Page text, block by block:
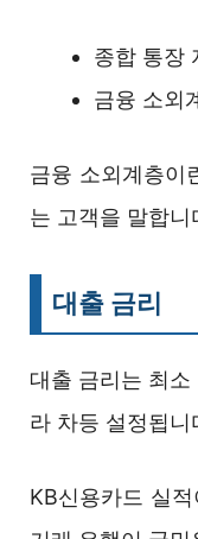
종합 통장
금융 소외
금융 소외계층이
는 고객을 말합니
대출 금리
대출 금리는 최
라 차등 설정됩
KB신용카드 실